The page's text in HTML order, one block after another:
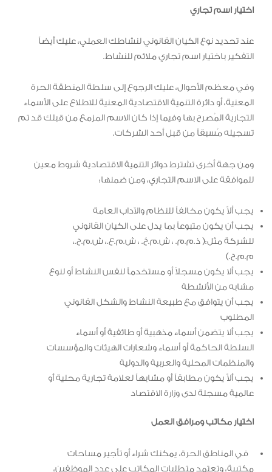
اختيار اسم تجاري
عند تحديد نوع الكيان القانوني لنشاطك العملي، عليك أيضاً
التفكير باختيار اسم تجاري ملائم للنشاط.
وفي معظم الأحوال، عليك الرجوع إلى سلطة المنطقة الحرة
المعنية، أو دائرة التنمية الاقتصادية المعنية للاطلاع على الأسماء
التجارية المُصرح بها وفيما إذا كان الاسم المزمع من قبلك قد تم
تسجيله مُسبقاً من قبل أحد الشركات.
ومن جهة أخرى تشترط دوائر التنمية الاقتصادية شروط معين
للموافقة على الاسم التجاري، ومن ضمنها:
يجب ألاّ يكون مخالفاً للنظام والآداب العامة
يجب أن يكون متبوعاً بما يدل على الكيان القانوني
للشركة مثل:( ذ.م.م. ، ش.م.خ. ، ش.م.ع.، ش.م.ح.،
م.م.ح.)
يجب ألا يكون مسجلاً أو مستخدماً لنفس النشاط أو لنوع
مشابه من الأنشطة
يجب أن يتوافق مع طبيعة النشاط والشكل القانوني
المطلوب
يجب ألا يتضمن أسماء مذهبية أو طائفية أو أسماء
السلطة الحاكمة أو أسماء وشعارات الهيئات والمؤسسات
والمنظمات المحلية والعربية والدولية
يجب ألاّ يكون مطابقاً أو مشابهاً لعلامة تجارية محلية أو
عالمية مسجلة لدى وزارة الاقتصاد
اختيار مكاتب ومرافق العمل
في المناطق الحرة، يمكنك شراء أو تأجير مساحات
مكتبية، وتعتمد متطلبات المكاتب على عدد الموظفين،